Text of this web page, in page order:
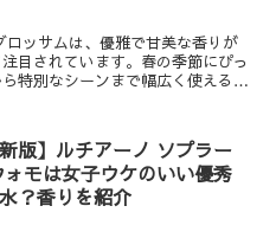
ロッサムは、優雅で甘美な香りが
目されています。春の季節にぴっ
特別なシーンまで幅広く使えるフ
新版】ルチアーノ ソプラー
ォモは女子ウケのいい優秀
？香りを紹介